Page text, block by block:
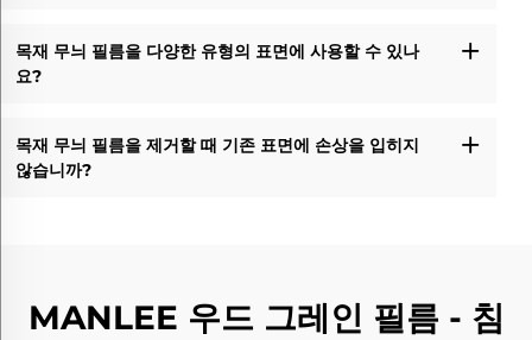
목재 무늬 필름을 다양한 유형의 표면에 사용할 수 있나
요?
목재 무늬 필름을 제거할 때 기존 표면에 손상을 입히지
않습니까?
MANLEE 우드 그레인 필름 - 침